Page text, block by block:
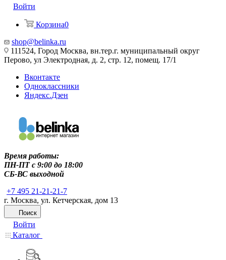
Войти
Корзина0
shop@belinka.ru
111524, Город Москва, вн.тер.г. муниципальный округ
Перово, ул Электродная, д. 2, стр. 12, помещ. 17/1
Вконтакте
Одноклассники
Яндекс.Дзен
Время работы:
ПН-ПТ c 9:00 до 18:00
СБ-ВС выходной
+7 495 21-21-21-7
г. Москва, ул. Кетчерская, дом 13
Поиск
Войти
Каталог